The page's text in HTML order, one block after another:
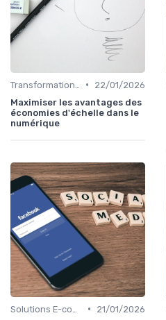
•
22/01/2026
Maximiser les avantages des
économies d'échelle dans le
numérique
•
21/01/2026